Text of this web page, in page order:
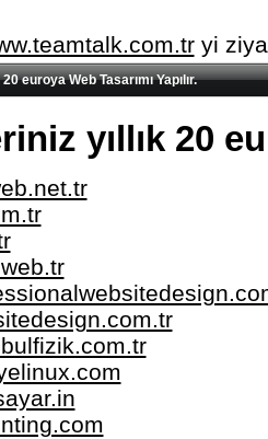
yi
euroya Web Tasarımı Yapılır.
yıllık 20